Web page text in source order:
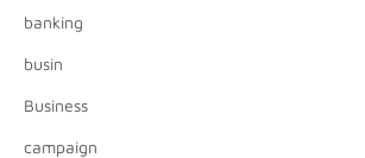
banking
busin
Business
campaign